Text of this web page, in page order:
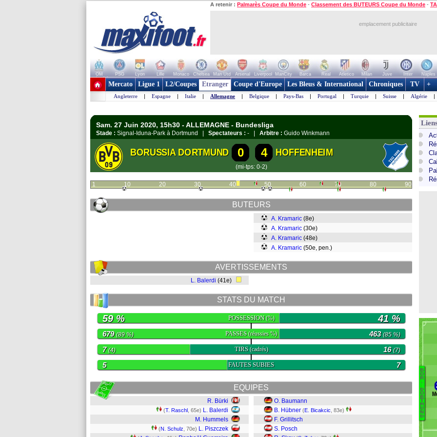
A retenir : Palmarès Coupe du Monde - Classement des BUTEURS Coupe du Monde -
emplacement publicitaire
OM PSG Lyon Lille Monaco Chelsea Man Utd Arsenal Liverpool ManCity Barca Real Atletico Milan Juve Inter Naples
+ de clubs
Mercato Ligue 1 L2/Coupes Etranger Coupe d'Europe Les Bleus & International Chroniques TV +
Angleterre | Espagne | Italie | Allemagne | Belgique | Pays-Bas | Portugal | Turquie | Suisse | Algérie |
Sam. 27 Juin 2020, 15h30 - ALLEMAGNE - Bundesliga
Stade : Signal-Iduna-Park à Dortmund | Spectateurs : - | Arbitre : Guido Winkmann
BORUSSIA DORTMUND 0 4 HOFFENHEIM
(mi-tps: 0-2)
1 10 20 30 40 50 60 70 80 90
BUTEURS
A. Kramaric (8e)
A. Kramaric (30e)
A. Kramaric (48e)
A. Kramaric (50e, pen.)
AVERTISSEMENTS
L. Balerdi (41e)
STATS DU MATCH
POSSESSION(%)
59 % 41 %
PASSES(réussies %)
679(89 %) 463(85 %)
TIRS(cadrés)
7(4) 16(7)
FAUTES SUBIES
5 7
EQUIPES
R. Bürki
(T. Raschl , 65e) L. Balerdi
M. Hummels
(N. Schulz , 70e) L. Piszczek
O. Baumann
B. Hübner (E. Bicakcic , 83e)
F. Grillitsch
S. Posch
B
O
R
.
D
O
R
M
U
N
D